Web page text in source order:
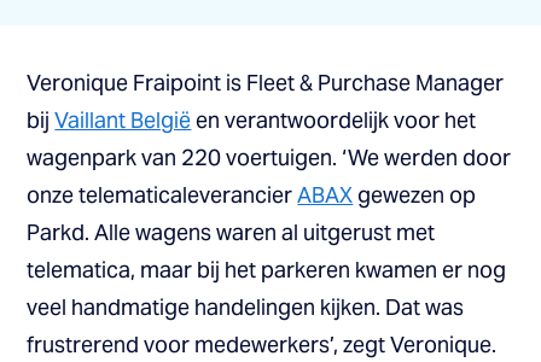
Veronique Fraipoint is Fleet & Purchase Manager
bijVaillant Belgiëen verantwoordelijk voor het
wagenpark van 220 voertuigen. ‘We werden door
onze telematicaleverancierABAX gewezen op
Parkd. Alle wagens waren al uitgerust met
telematica, maar bij het parkeren kwamen er nog
veel handmatige handelingen kijken. Dat was
frustrerend voor medewerkers’, zegt Veronique.